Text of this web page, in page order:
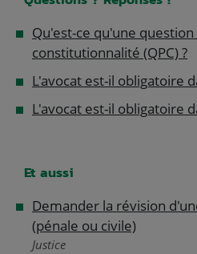
Qu'est-ce qu'une
constitutionnalité (QPC) ?
L'avocat est-il obligatoire
L'avocat est-il obligatoire
Et aussi
Demander la révision
(pénale ou civile)
Justice